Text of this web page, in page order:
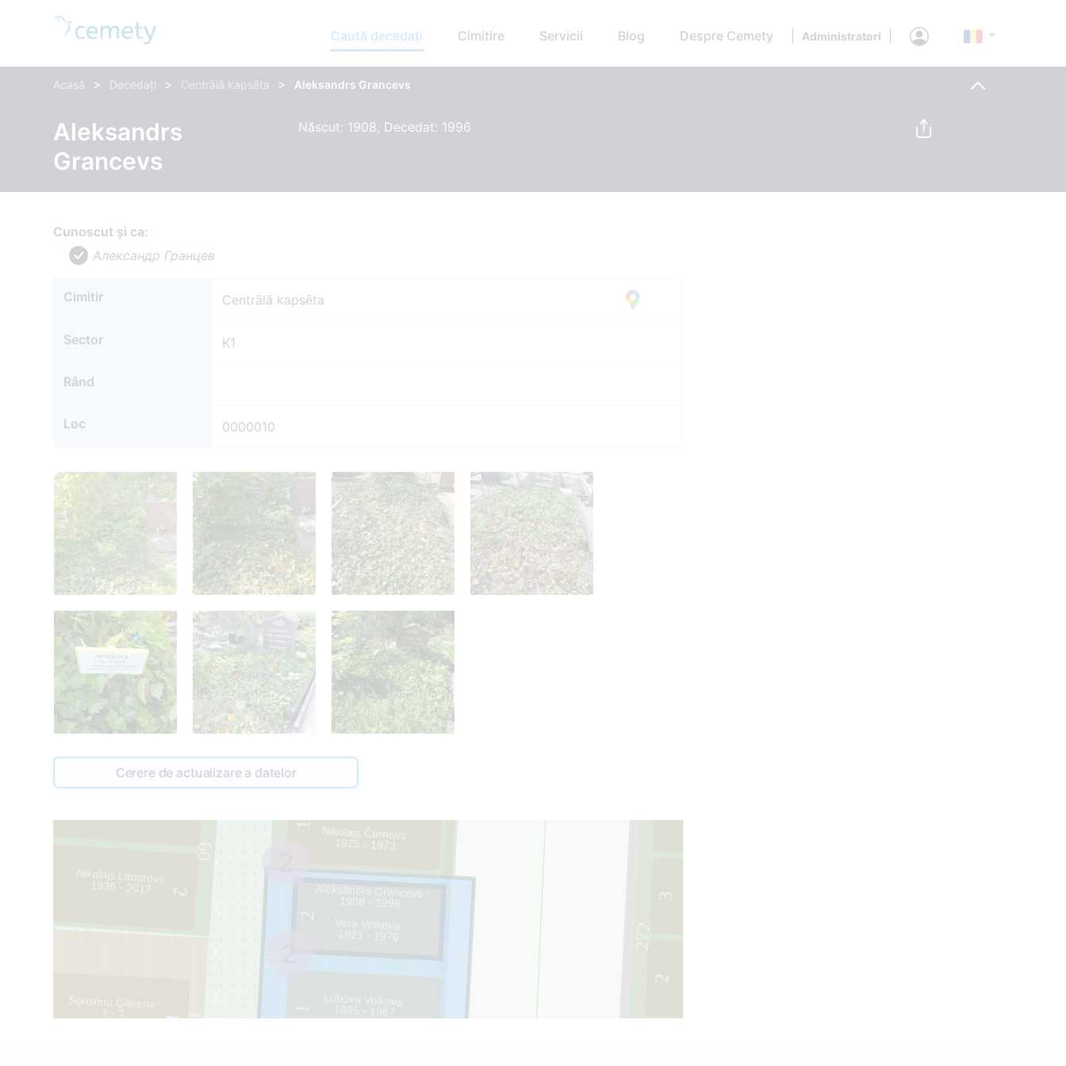
Caută decedați Cimitire Servicii Blog Despre Cemety Administratori
Acasă > Decedați > Centrālā kapsēta > Aleksandrs Grancevs
Aleksandrs
Grancevs
Născut: 1908, Decedat: 1996
Cunoscut și ca:
Александр Гранцев
Cimitir Centrālā kapsēta
Sector K1
Rând
Loc 0000010
Cerere de actualizare a datelor
60
0
12
10
272
2
3
1
1
2
Sorokinu Ģimene
? - ?
Aleksandrs Grancevs
Nikolajs Černovs
1925 - 1973
Nikolajs Ļimorovs
1936 - 2017